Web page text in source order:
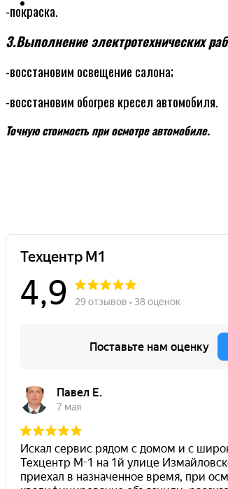
-покраска.
3.Выполнение электротехнических
-восстановим освещение салона;
-восстановим обогрев кресел автомобиля.
Точную стоимость при осмотре автомобиле.
8(499)653-98-07,